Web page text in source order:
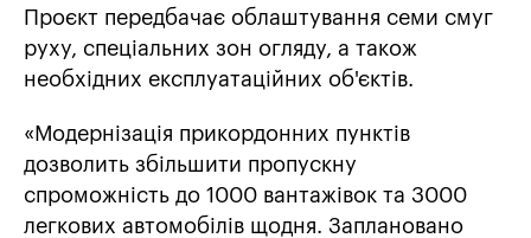
Проєкт передбачає облаштування семи смуг
руху, спеціальних зон огляду, а також
необхідних експлуатаційних об'єктів.
«Модернізація прикордонних пунктів
дозволить збільшити пропускну
спроможність до 1000 вантажівок та 3000
легкових автомобілів щодня. Заплановано